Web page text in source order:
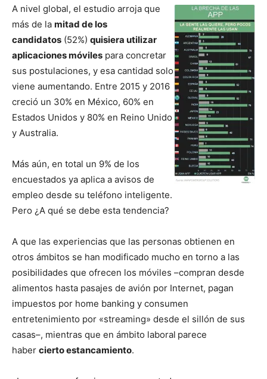
A nivel global, el estudio arroja que
más de la mitad de los
candidatos (52%) quisiera utilizar
aplicaciones móviles para concretar
sus postulaciones, y esa cantidad solo
viene aumentando. Entre 2015 y 2016
creció un 30% en México, 60% en
Estados Unidos y 80% en Reino Unido
y Australia.
Más aún, en total un 9% de los
encuestados ya aplica a avisos de
empleo desde su teléfono inteligente.
Pero ¿A qué se debe esta tendencia?
A que las experiencias que las personas obtienen en
otros ámbitos se han modificado mucho en torno a las
posibilidades que ofrecen los móviles –compran desde
alimentos hasta pasajes de avión por Internet, pagan
impuestos por home banking y consumen
entretenimiento por «streaming» desde el sillón de sus
casas–, mientras que en ámbito laboral parece
haber cierto estancamiento.